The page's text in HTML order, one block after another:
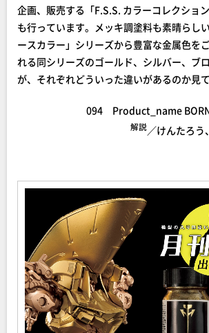
企画、販売する「F.S.S. カラーコレクショ
も行っています。メッキ調塗料も素晴らし
ースカラー」シリーズから豊富な金属色を
れる同シリーズのゴールド、シルバー、ブ
が、それぞれどういった違いがあるのか見
094 Product_name
解説／けんたろ